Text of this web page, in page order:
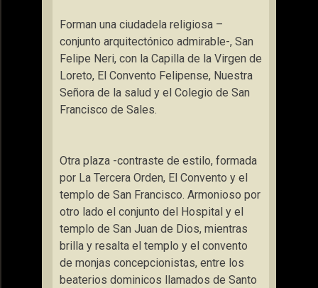
Forman una ciudadela religiosa –
conjunto arquitectónico admirable-, San
Felipe Neri, con la Capilla de la Virgen de
Loreto, El Convento Felipense, Nuestra
Señora de la salud y el Colegio de San
Francisco de Sales.
Otra plaza -contraste de estilo, formada
por La Tercera Orden, El Convento y el
templo de San Francisco. Armonioso por
otro lado el conjunto del Hospital y el
templo de San Juan de Dios, mientras
brilla y resalta el templo y el convento
de monjas concepcionistas, entre los
beaterios dominicos llamados de Santo